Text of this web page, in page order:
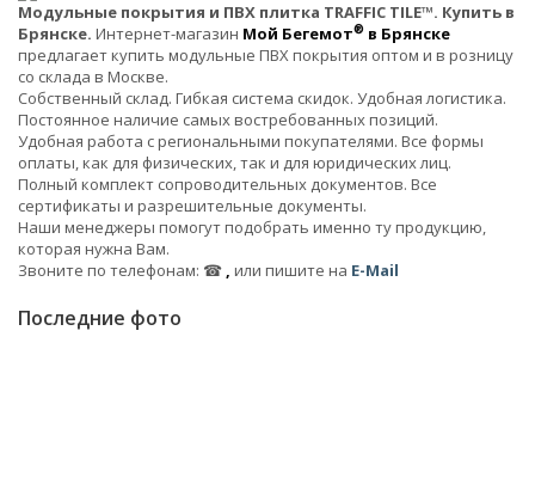
Модульные покрытия и ПВХ плитка TRAFFIC TILE™. Купить в
Брянске. Интернет-магазин Мой Бегемот® в Брянске
предлагает купить модульные ПВХ покрытия оптом и в розницу
со склада в Москве.
Собственный склад. Гибкая система скидок. Удобная логистика.
Постоянное наличие самых востребованных позиций.
Удобная работа с региональными покупателями. Все формы
оплаты, как для физических, так и для юридических лиц.
Полный комплект сопроводительных документов. Все
сертификаты и разрешительные документы.
Наши менеджеры помогут подобрать именно ту продукцию,
которая нужна Вам.
Звоните по телефонам: ☎ , или пишите на E-Mail
Последние фото